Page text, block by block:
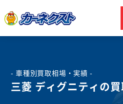
- 車種別買取相場・実績 -
三菱 ディグニティの